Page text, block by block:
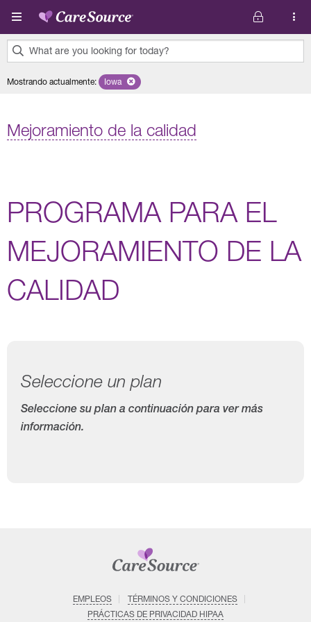
Pasar al contenido principal
What are you looking for today?
results
Mostrando actualmente: Remove selected state 'Iowa'
Iowa
Mejoramiento de la calidad
PROGRAMA PARA EL
MEJORAMIENTO DE LA
CALIDAD
Seleccione un plan
Seleccione su plan a continuación para ver más
información.
EMPLEOS
TÉRMINOS Y CONDICIONES
PRÁCTICAS DE PRIVACIDAD HIPAA